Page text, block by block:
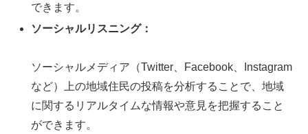
できます。
ソーシャルリスニング：
ソーシャルメディア（Twitter、Facebook、Instagram
など）上の地域住民の投稿を分析することで、地域
に関するリアルタイムな情報や意見を把握すること
ができます。